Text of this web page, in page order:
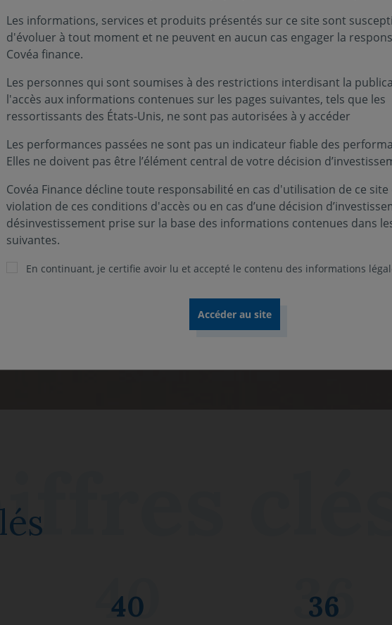
Nos rapports 2025
Pour comprendre notre vision, notre stratégie et nos
Découvrir nos rapports
40 36
Les informations, services et produits présentés sur ce site sont
d'évoluer à tout moment et ne peuvent en aucun cas engager la
Covéa finance.
Les personnes qui sont soumises à des restrictions interdisant la
l'accès aux informations contenues sur les pages suivantes, tels que les
ressortissants des États-Unis, ne sont pas autorisées à y accéder
Les performances passées ne sont pas un indicateur fiable des
Elles ne doivent pas être l’élément central de votre décision
Covéa Finance décline toute responsabilité en cas d'utilisation de ce
violation de ces conditions d'accès ou en cas d’une décision
désinvestissement prise sur la base des informations contenues dans
suivantes.
En continuant, je certifie avoir lu et accepté le contenu des informations